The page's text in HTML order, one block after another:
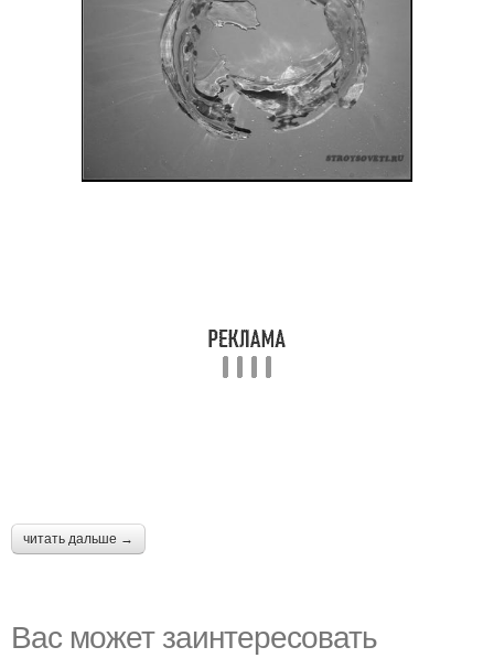
читать дальше →
Вас может заинтересовать